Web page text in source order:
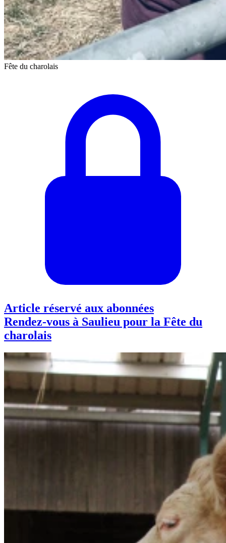
Fête du charolais
Article réservé aux abonnées
Rendez-vous à Saulieu pour la Fête du
charolais